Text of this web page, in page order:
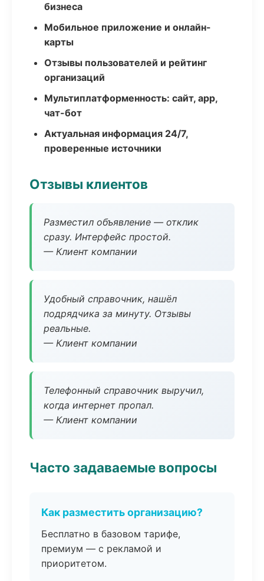
бизнеса
Мобильное приложение и онлайн-
карты
Отзывы пользователей и рейтинг
организаций
Мультиплатформенность: сайт, app,
чат-бот
Актуальная информация 24/7,
проверенные источники
Отзывы клиентов
Разместил объявление — отклик
сразу. Интерфейс простой.
— Клиент компании
Удобный справочник, нашёл
подрядчика за минуту. Отзывы
реальные.
— Клиент компании
Телефонный справочник выручил,
когда интернет пропал.
— Клиент компании
Часто задаваемые вопросы
Как разместить организацию?
Бесплатно в базовом тарифе,
премиум — с рекламой и
приоритетом.